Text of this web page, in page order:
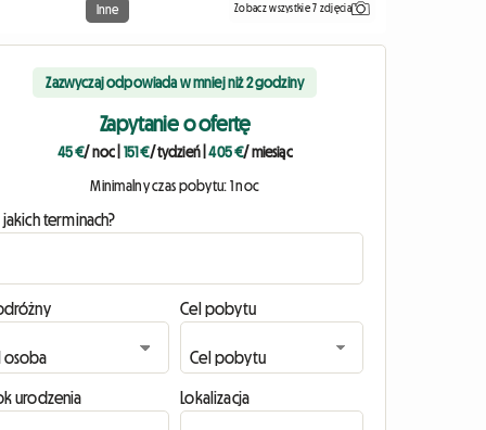
Inne Zobacz wszystkie 7 zdjęcia
Zazwyczaj odpowiada w mniej niż 2 godziny
Zapytanie o ofertę
45 €/ noc 151 €/ tydzień|405 €/ miesiąc
Minimalny czas pobytu: 1 noc
jakich terminach?
Cel pobytu
urodzenia Lokalizacja